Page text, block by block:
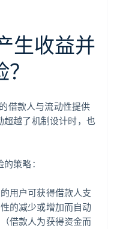
生收益并
借款人与流动性提供
超越了机制设计时，也
策略：
用户可获得借款人支
的减少或增加而自动
借款人为获得资金而